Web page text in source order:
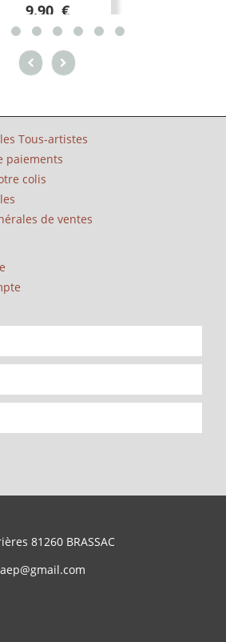
9.90 €
Tous-artistes
paiements
colis
de ventes
81260 BRASSAC